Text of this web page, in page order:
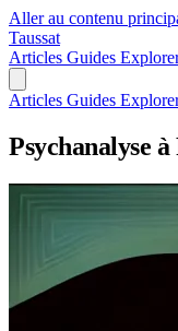
Aller au contenu
Taussat
Articles Guides
Articles Guides
Psychanalyse